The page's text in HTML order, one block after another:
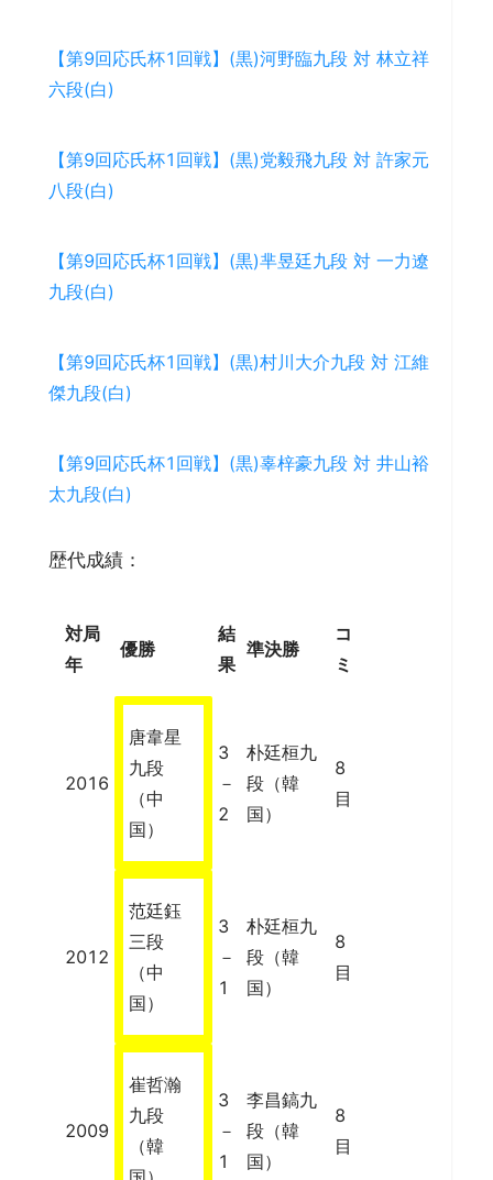
【第9回応氏杯1回戦】(黒)河野臨九段 対 林立祥
六段(白)
【第9回応氏杯1回戦】(黒)党毅飛九段 対 許家元
八段(白)
【第9回応氏杯1回戦】(黒)芈昱廷九段 対 一力遼
九段(白)
【第9回応氏杯1回戦】(黒)村川大介九段 対 江維
傑九段(白)
【第9回応氏杯1回戦】(黒)辜梓豪九段 対 井山裕
太九段(白)
歴代成績：
対局
年
優勝
結
果
準決勝
コ
ミ
2016
唐韋星
九段
（中
国）
3
－
2
朴廷桓九
段（韓
国）
8
目
2012
范廷鈺
三段
（中
国）
3
－
1
朴廷桓九
段（韓
国）
8
目
2009
崔哲瀚
九段
（韓
3
－
1
李昌鎬九
段（韓
国）
8
目